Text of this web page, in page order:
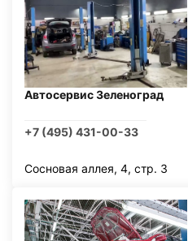
Автосервис Зеленоград
+7 (495) 431-00-33
Сосновая аллея, 4, стр. 3